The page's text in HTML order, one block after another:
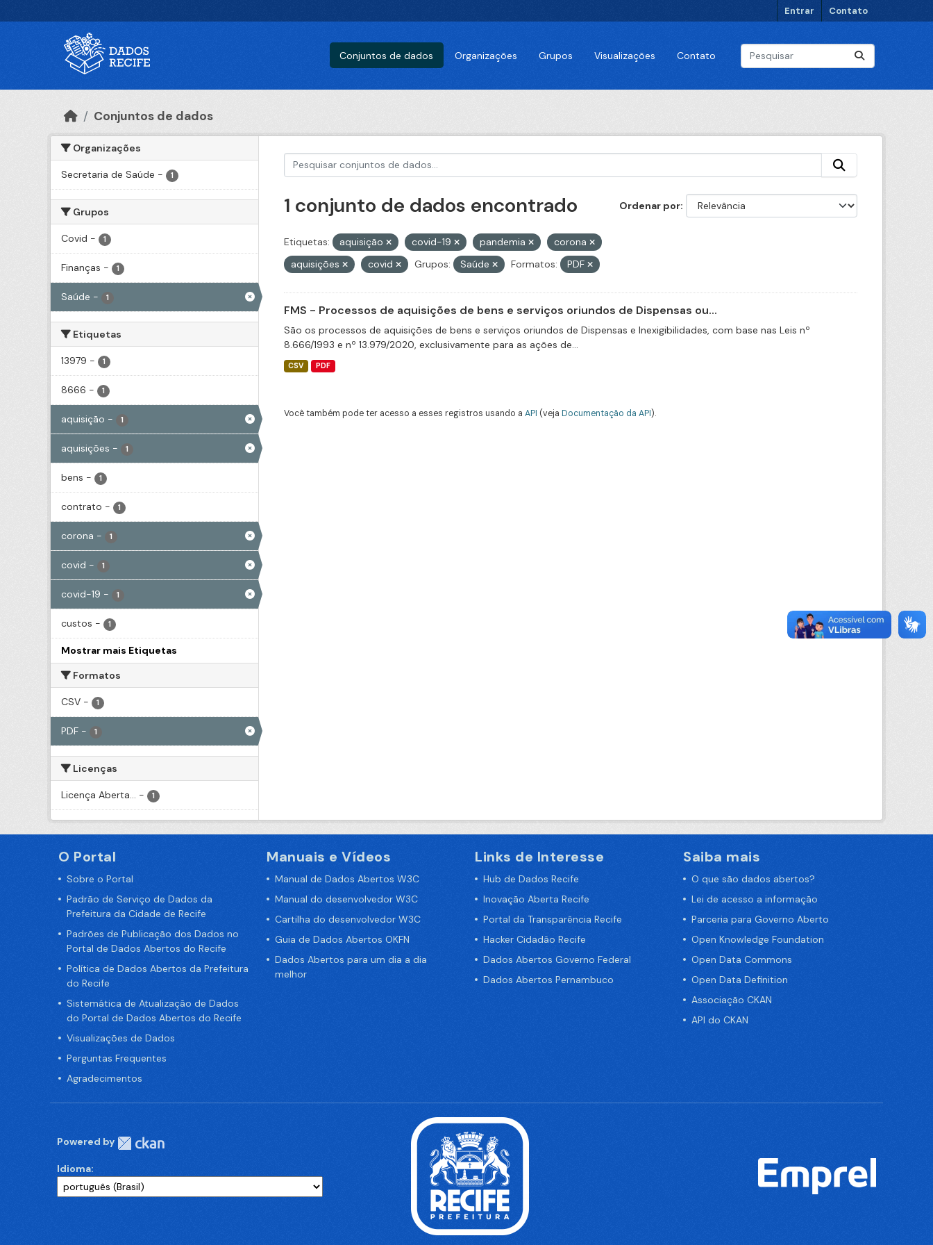
Entrar Contato
Conjuntos de dados Organizações Grupos Visualizações Contato
Conjuntos de dados
Organizações
Secretaria de Saúde - 1
Grupos
Covid - 1
Finanças - 1
Saúde - 1
Etiquetas
13979 - 1
8666 - 1
aquisição - 1
aquisições - 1
bens - 1
contrato - 1
corona - 1
covid - 1
covid-19 - 1
custos - 1
Mostrar mais Etiquetas
Formatos
CSV - 1
PDF - 1
Licenças
Licença Aberta... - 1
Ordenar por
1 conjunto de dados encontrado
Etiquetas: aquisição covid-19 pandemia
corona
aquisições
covid Grupos: Saúde Formatos: PDF
FMS - Processos de aquisições de bens e serviços oriundos de Dispensas ou...
São os processos de aquisições de bens e serviços oriundos de Dispensas e Inexigibilidades, com base nas Leis nº
8.666/1993 e nº 13.979/2020, exclusivamente para as ações de...
CSV PDF
Você também pode ter acesso a esses registros usando a API (veja Documentação da API).
O Portal
Sobre o Portal
Padrão de Serviço de Dados da
Prefeitura da Cidade de Recife
Padrões de Publicação dos Dados no
Portal de Dados Abertos do Recife
Política de Dados Abertos da Prefeitura
do Recife
Sistemática de Atualização de Dados
do Portal de Dados Abertos do Recife
Visualizações de Dados
Perguntas Frequentes
Agradecimentos
Manuais e Vídeos
Manual de Dados Abertos W3C
Manual do desenvolvedor W3C
Cartilha do desenvolvedor W3C
Guia de Dados Abertos OKFN
Dados Abertos para um dia a dia
melhor
Links de Interesse
Hub de Dados Recife
Inovação Aberta Recife
Portal da Transparência Recife
Hacker Cidadão Recife
Dados Abertos Governo Federal
Dados Abertos Pernambuco
Saiba mais
O que são dados abertos?
Lei de acesso a informação
Parceria para Governo Aberto
Open Knowledge Foundation
Open Data Commons
Open Data Definition
Associação CKAN
API do CKAN
Powered by
Idioma